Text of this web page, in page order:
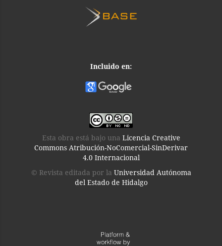
Incluido en:
Esta obra está bajo una Licencia Creative
Commons Atribución-NoComercial-SinDerivar
4.0 Internacional
© Revista editada por la Universidad Autónoma
del Estado de Hidalgo